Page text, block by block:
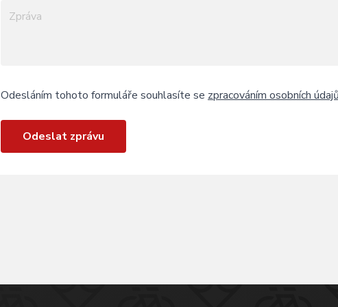
Odesláním tohoto formuláře souhlasíte se zpracováním osobních
Odeslat zprávu